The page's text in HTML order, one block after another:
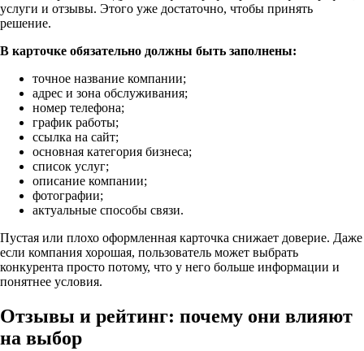
услуги и отзывы. Этого уже достаточно, чтобы принять
решение.
В карточке обязательно должны быть заполнены:
точное название компании;
адрес и зона обслуживания;
номер телефона;
график работы;
ссылка на сайт;
основная категория бизнеса;
список услуг;
описание компании;
фотографии;
актуальные способы связи.
Пустая или плохо оформленная карточка снижает доверие. Даже
если компания хорошая, пользователь может выбрать
конкурента просто потому, что у него больше информации и
понятнее условия.
Отзывы и рейтинг: почему они влияют
на выбор